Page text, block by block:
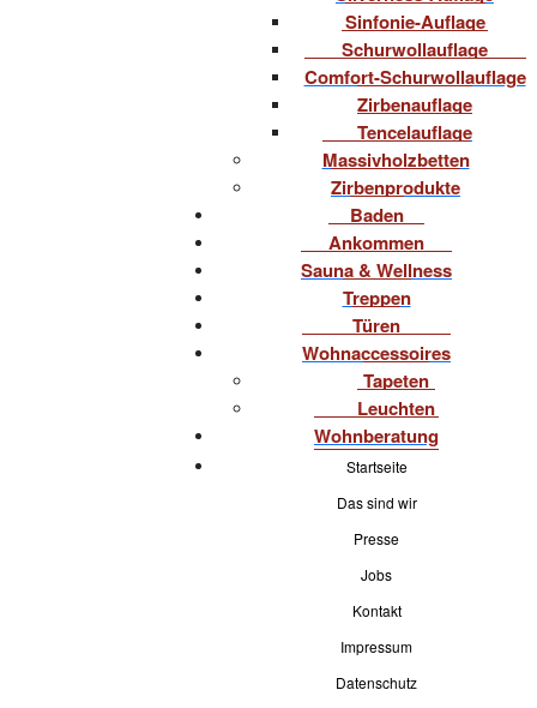
Sinfonie-Auflage
Schurwollauflage
Comfort-Schurwollauflage
Zirbenauflage
Tencelauflage
Massivholzbetten
Zirbenprodukte
Baden
Ankommen
Sauna & Wellness
Treppen
Türen
Wohnaccessoires
Tapeten
Leuchten
Wohnberatung
Startseite
Das sind wir
Presse
Jobs
Kontakt
Impressum
Datenschutz